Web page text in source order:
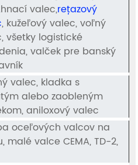
hnací valec,reťazový
, kužeľový valec, voľný
všetky logistické
valček pre banský
valec, kladka s
alebo zaobleným
aniloxový valec
oceľových valcov na
malé valce CEMA, TD-2,